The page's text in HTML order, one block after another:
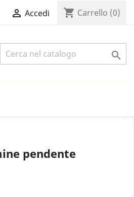
 Accedi shopping_cart Carrello (0)

pendente